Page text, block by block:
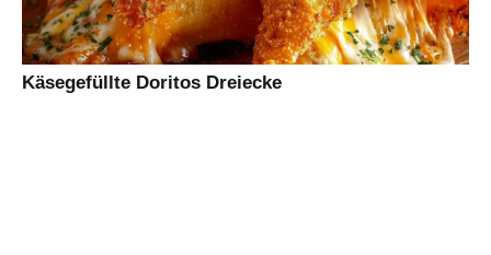
Käsegefüllte Doritos Dreiecke